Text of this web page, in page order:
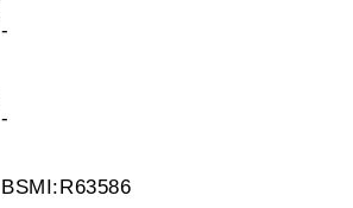
-
-
BSMI:R63586